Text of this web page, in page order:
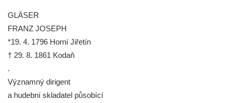
kláštera dominikánů v Českých
Budějovicích
Socha svatého Josefa na nádvoří kláštera
dominikánů v Českých Budějovicích
dominikánů v Českých Budějovicích
Socha svatého Dominika na nádvoří
GLÄSER
FRANZ JOSEPH
*19. 4. 1796 Horní Jiřetín
† 29. 8. 1861 Kodaň
.
Významný dirigent
a hudební skladatel působící